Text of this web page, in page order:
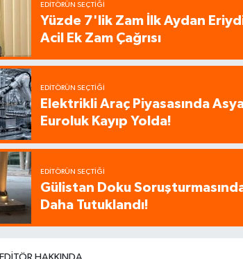
EDITÖRÜN SEÇTIĞI
Yüzde 7'lik Zam İlk Aydan
Acil Ek Zam Çağrısı
EDITÖRÜN SEÇTIĞI
Elektrikli Araç Piyasasında
Euroluk Kayıp Yolda!
EDITÖRÜN SEÇTIĞI
Gülistan Doku
Daha Tutuklandı!